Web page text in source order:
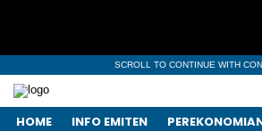
SCROLL TO CONTINUE WITH
HOME INFO EMITEN